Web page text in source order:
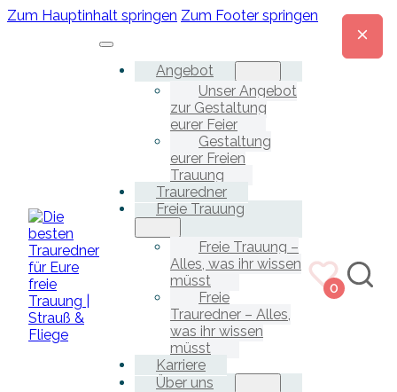
Zum Hauptinhalt springen Zum Footer springen
Angebot
Unser Angebot
zur Gestaltung
eurer Feier
Gestaltung
eurer Freien
Trauung
Trauredner
Freie Trauung
Freie Trauung –
Alles, was ihr wissen
müsst
Freie
Trauredner – Alles,
was ihr wissen
müsst
Karriere
Über uns
0